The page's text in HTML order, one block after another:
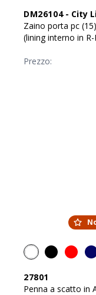
DM26104- City
Zaino porta pc
(lining interno in R-
Prezzo:
27801
Penna a scatto in